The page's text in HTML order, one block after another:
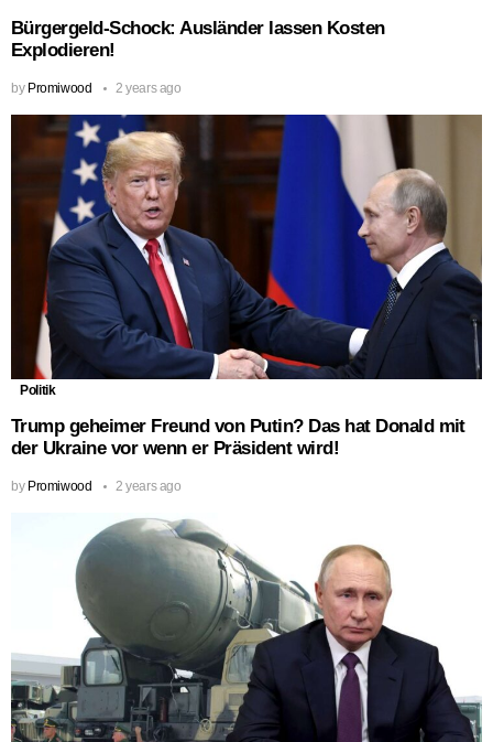
Bürgergeld-Schock: Ausländer lassen Kosten
Explodieren!
by Promiwood 2 years ago
Politik
Trump geheimer Freund von Putin? Das hat Donald mit
der Ukraine vor wenn er Präsident wird!
by Promiwood 2 years ago